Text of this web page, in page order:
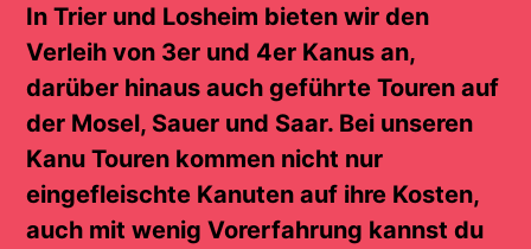
In Trier und Losheim bieten wir den
Verleih von 3er und 4er Kanus an,
darüber hinaus auch geführte Touren auf
der Mosel, Sauer und Saar. Bei unseren
Kanu Touren kommen nicht nur
eingefleischte Kanuten auf ihre Kosten,
auch mit wenig Vorerfahrung kannst du